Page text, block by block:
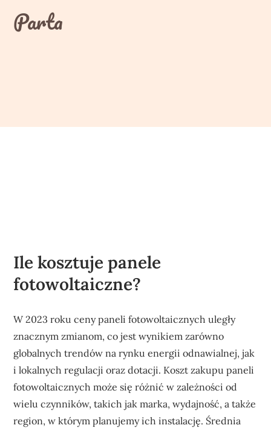
contentParta
Ile kosztuje panele
fotowoltaiczne?
W 2023 roku ceny paneli fotowoltaicznych uległy
znacznym zmianom, co jest wynikiem zarówno
globalnych trendów na rynku energii odnawialnej, jak
i lokalnych regulacji oraz dotacji. Koszt zakupu paneli
fotowoltaicznych może się różnić w zależności od
wielu czynników, takich jak marka, wydajność, a także
region, w którym planujemy ich instalację. Średnia